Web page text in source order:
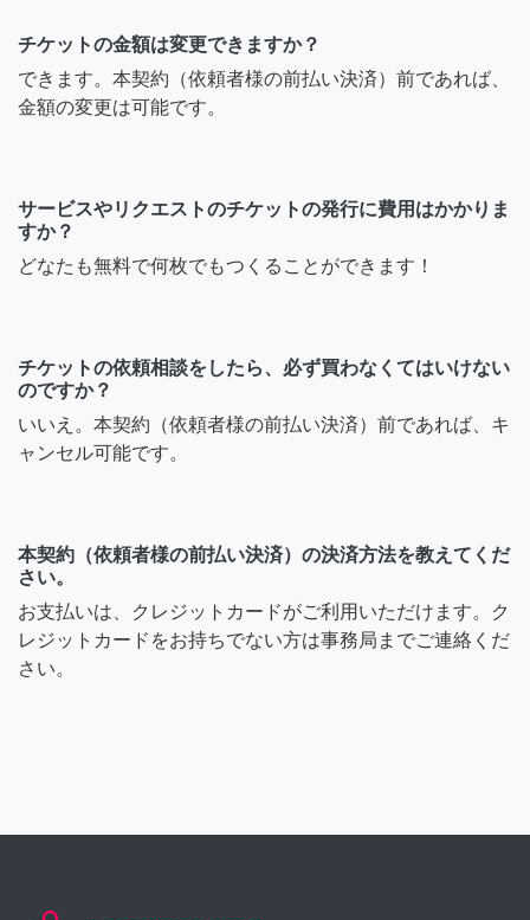
チケットの金額は変更できますか？
できます。本契約（依頼者様の前払い決済）前であれば、
金額の変更は可能です。
サービスやリクエストのチケットの発行に費用はかかりま
すか？
どなたも無料で何枚でもつくることができます！
チケットの依頼相談をしたら、必ず買わなくてはいけない
のですか？
いいえ。本契約（依頼者様の前払い決済）前であれば、キ
ャンセル可能です。
本契約（依頼者様の前払い決済）の決済方法を教えてくだ
さい。
お支払いは、クレジットカードがご利用いただけます。ク
レジットカードをお持ちでない方は事務局までご連絡くだ
さい。